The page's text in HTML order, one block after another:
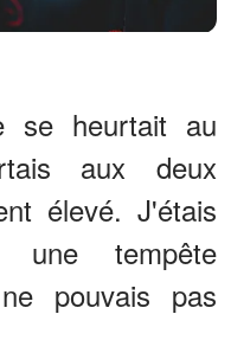
se heurtait au
aux deux
élevé. J'étais
une tempête
pouvais pas